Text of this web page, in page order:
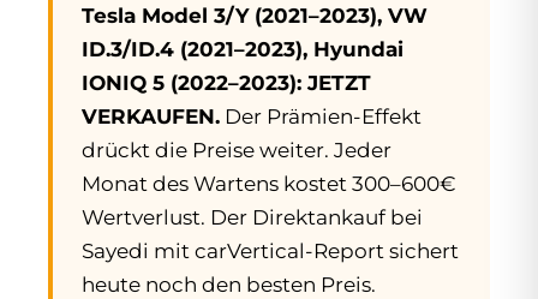
Tesla Model 3/Y (2021–2023), VW
ID.3/ID.4 (2021–2023), Hyundai
IONIQ 5 (2022–2023): JETZT
VERKAUFEN. Der Prämien-Effekt
drückt die Preise weiter. Jeder
Monat des Wartens kostet 300–600€
Wertverlust. Der Direktankauf bei
Sayedi mit carVertical-Report sichert
heute noch den besten Preis.